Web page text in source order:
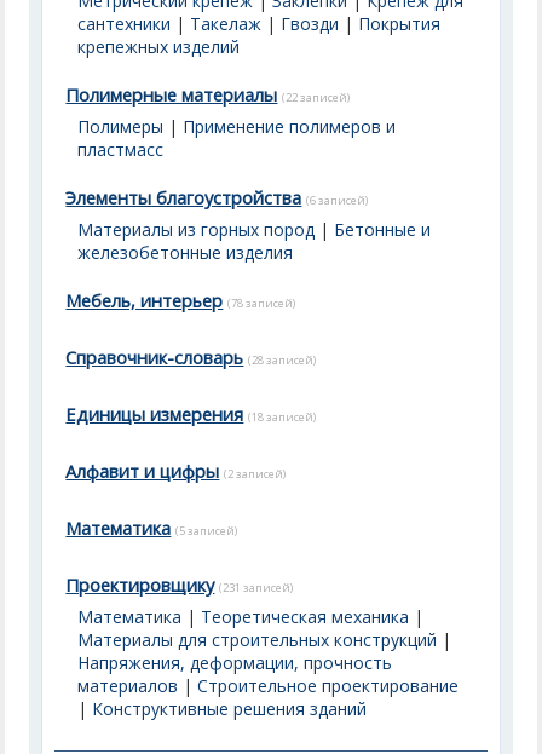
сантехники | Такелаж | Гвозди | Покрытия
крепежных изделий
Полимерные материалы (22 записей)
Полимеры | Применение полимеров и
пластмасс
Элементы благоустройства (6 записей)
Материалы из горных пород | Бетонные и
железобетонные изделия
Мебель, интерьер (78 записей)
Справочник-словарь (28 записей)
Единицы измерения (18 записей)
Алфавит и цифры (2 записей)
Математика (5 записей)
Проектировщику (231 записей)
Математика | Теоретическая механика |
Материалы для строительных конструкций |
Напряжения, деформации, прочность
материалов |Строительное проектирование
| Конструктивные решения зданий